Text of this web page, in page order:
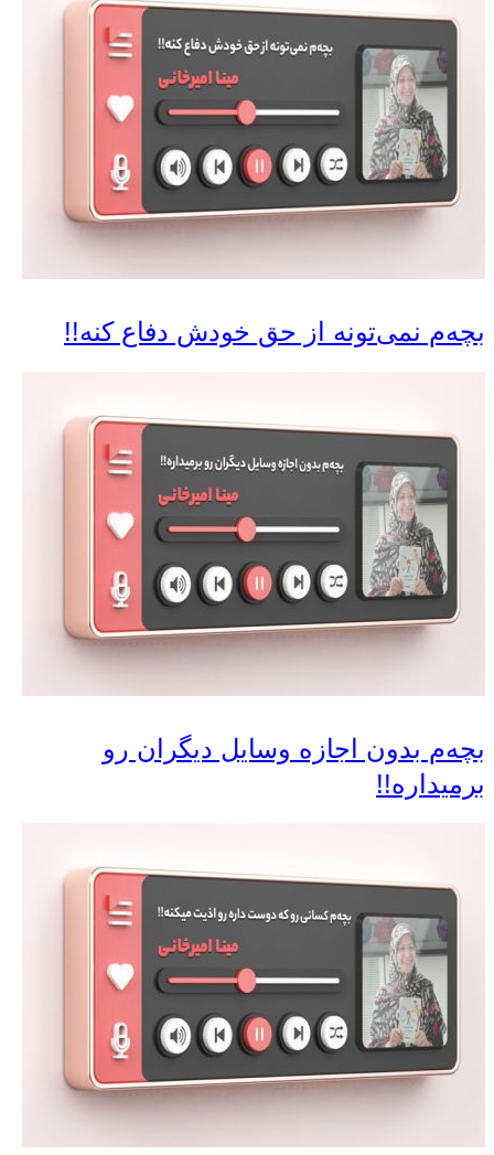
بچه‌م نمی‌تونه از حق خودش دفاع کنه!!
بچه‌م بدون اجازه وسایل دیگران رو
برمیداره!!